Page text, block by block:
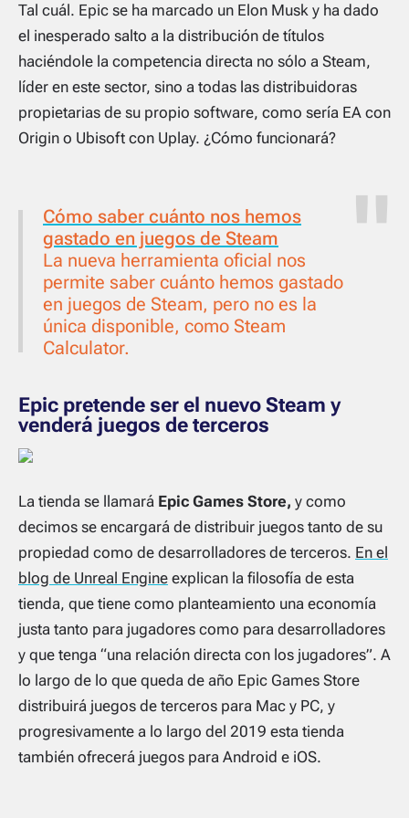
Tal cuál. Epic se ha marcado un Elon Musk y ha dado
el inesperado salto a la distribución de títulos
haciéndole la competencia directa no sólo a Steam,
líder en este sector, sino a todas las distribuidoras
propietarias de su propio software, como sería EA con
Origin o Ubisoft con Uplay. ¿Cómo funcionará?
Cómo saber cuánto nos hemos
gastado en juegos de Steam
La nueva herramienta oficial nos
permite saber cuánto hemos gastado
en juegos de Steam, pero no es la
única disponible, como Steam
Calculator.
Epic pretende ser el nuevo Steam y
venderá juegos de terceros
La tienda se llamará Epic Games Store, y como
decimos se encargará de distribuir juegos tanto de su
propiedad como de desarrolladores de terceros. En el
blog de Unreal Engine explican la filosofía de esta
tienda, que tiene como planteamiento una economía
justa tanto para jugadores como para desarrolladores
y que tenga “una relación directa con los jugadores”. A
lo largo de lo que queda de año Epic Games Store
distribuirá juegos de terceros para Mac y PC, y
progresivamente a lo largo del 2019 esta tienda
también ofrecerá juegos para Android e iOS.